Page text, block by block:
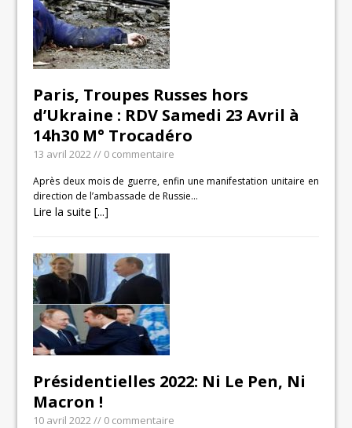
Paris, Troupes Russes hors
d’Ukraine : RDV Samedi 23 Avril à
14h30 M° Trocadéro
13 avril 2022// 0 commentaire
Après deux mois de guerre, enfin une manifestation unitaire en
direction de l’ambassade de Russie…
Lire la suite [...]
Présidentielles 2022: Ni Le Pen, Ni
Macron !
10 avril 2022// 0 commentaire